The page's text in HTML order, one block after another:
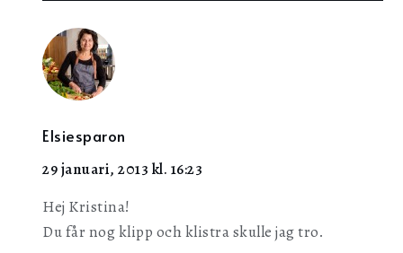
Elsiesparon
29 januari, 2013 kl. 16:23
Hej Kristina!
Du får nog klipp och klistra skulle jag tro.